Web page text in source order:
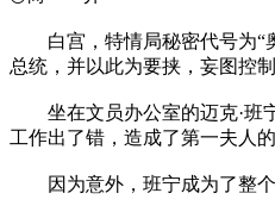
白宫，特情局秘密代号为“奥
总统，并以此为要挟，妄图控制
坐在文员办公室的迈克·班宁
工作出了错，造成了第一夫人
因为意外，班宁成为了整个